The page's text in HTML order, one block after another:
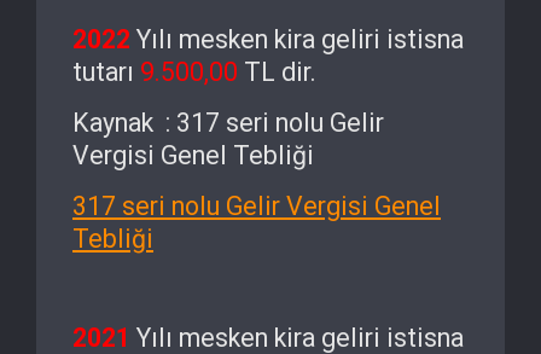
2022 Yılı mesken kira geliri istisna
tutarı 9.500,00 TL dir.
Kaynak : 317 seri nolu Gelir
Vergisi Genel Tebliği
317 seri nolu Gelir Vergisi Genel
Tebliği
2021 Yılı mesken kira geliri istisna